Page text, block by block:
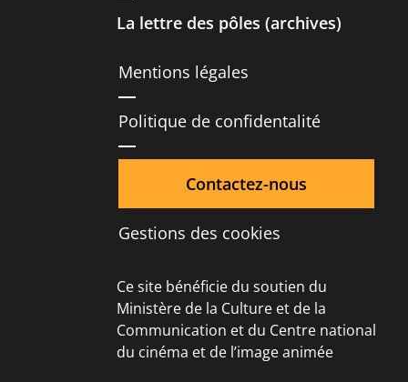
La lettre des pôles (archives)
Mentions légales
Politique de confidentalité
Contactez-nous
Gestions des cookies
Ce site bénéficie du soutien du
Ministère de la Culture et de la
Communication et du Centre national
du cinéma et de l’image animée